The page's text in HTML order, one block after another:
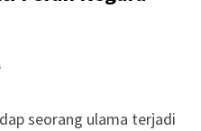
seorang ulama terjadi